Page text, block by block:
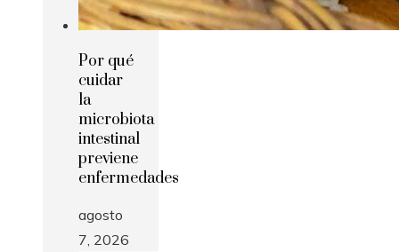
Por qué
cuidar
la
microbiota
intestinal
previene
enfermedades
agosto
7, 2026